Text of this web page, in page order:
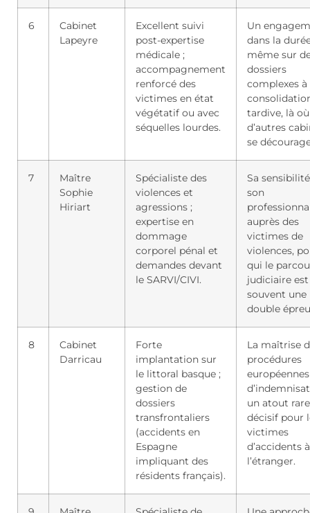
6
Cabinet
Lapeyre
Excellent suivi
post-expertise
médicale ;
accompagnement
renforcé des
victimes en état
végétatif ou avec
séquelles lourdes.
Un
dans la
même sur
dossiers
complexes à
tardive, là où
d’autres
se
7
Maître
Sophie
Hiriart
Spécialiste des
violences et
agressions ;
expertise en
dommage
corporel pénal et
demandes devant
le SARVI/CIVI.
Sa
son
auprès des
victimes de
violences,
qui le
judiciaire est
souvent une
double
8
Cabinet
Darricau
Forte
implantation sur
le littoral basque ;
gestion de
dossiers
transfrontaliers
(accidents en
Espagne
impliquant des
résidents français).
La maîtrise
procédures
européennes
un atout
décisif pour
victimes
d’accidents à
l’étranger.